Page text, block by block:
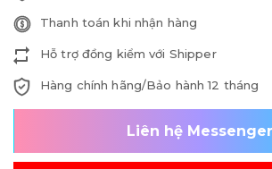
Thanh toán khi nhận hàng
Hỗ trợ đồng kiểm với Shipper
Hàng chính hãng/Bảo hành 12 tháng
Liên hệ Messenger